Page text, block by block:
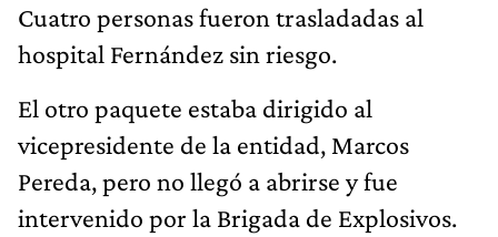
Cuatro personas fueron trasladadas al
hospital Fernández sin riesgo.
El otro paquete estaba dirigido al
vicepresidente de la entidad, Marcos
Pereda, pero no llegó a abrirse y fue
intervenido por la Brigada de Explosivos.